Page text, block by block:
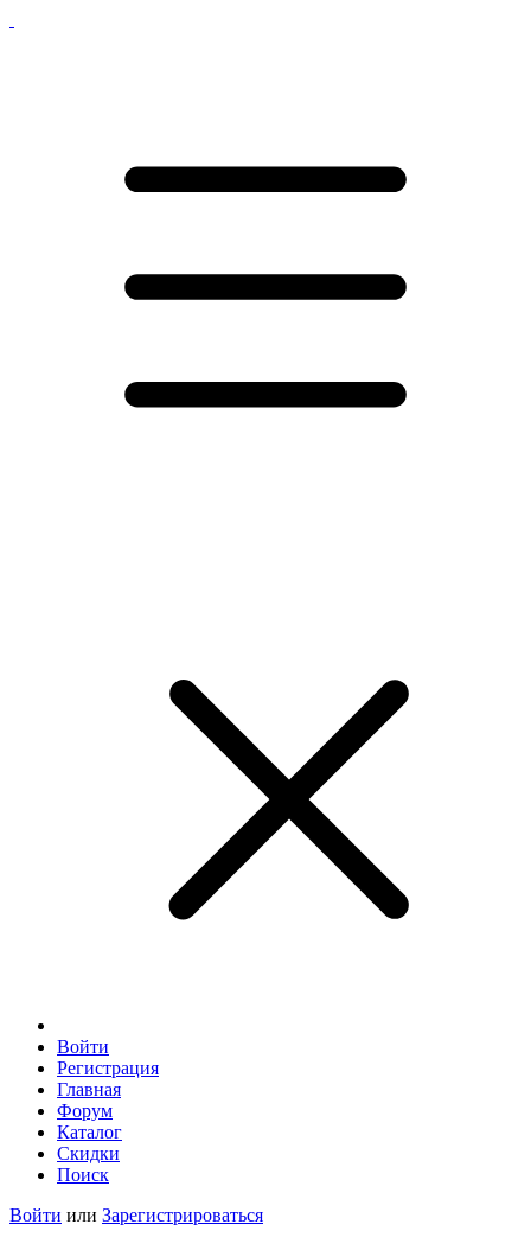
Войти
Регистрация
Главная
Форум
Каталог
Скидки
Поиск
Войти или Зарегистрироваться